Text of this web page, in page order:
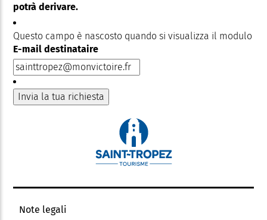
potrà derivare.
Questo campo è nascosto quando si visualizza il modulo
E-mail destinataire
Note legali